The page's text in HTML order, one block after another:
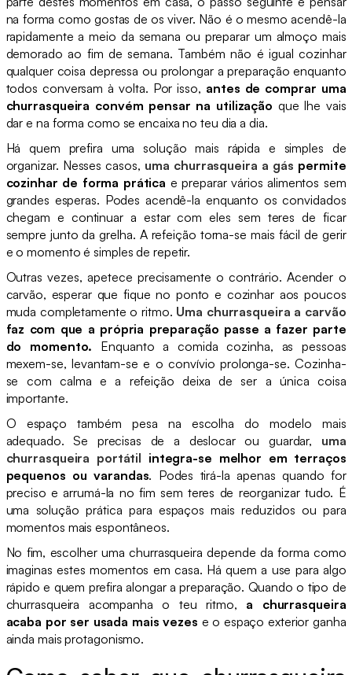
na forma como gostas de os viver. Não é o mesmo acendê-la
rapidamente a meio da semana ou preparar um almoço mais
demorado ao fim de semana. Também não é igual cozinhar
qualquer coisa depressa ou prolongar a preparação enquanto
todos conversam à volta. Por isso, antes de comprar uma
churrasqueira convém pensar na utilização que lhe vais
dar e na forma como se encaixa no teu dia a dia.
Há quem prefira uma solução mais rápida e simples de
organizar. Nesses casos, uma churrasqueira a gás permite
cozinhar de forma prática e preparar vários alimentos sem
grandes esperas. Podes acendê-la enquanto os convidados
chegam e continuar a estar com eles sem teres de ficar
sempre junto da grelha. A refeição torna-se mais fácil de gerir
e o momento é simples de repetir.
Outras vezes, apetece precisamente o contrário. Acender o
carvão, esperar que fique no ponto e cozinhar aos poucos
muda completamente o ritmo. Uma churrasqueira a carvão
faz com que a própria preparação passe a fazer parte
do momento. Enquanto a comida cozinha, as pessoas
mexem-se, levantam-se e o convívio prolonga-se. Cozinha-
se com calma e a refeição deixa de ser a única coisa
importante.
O espaço também pesa na escolha do modelo mais
adequado. Se precisas de a deslocar ou guardar, uma
churrasqueira portátil integra-se melhor em terraços
pequenos ou varandas. Podes tirá-la apenas quando for
preciso e arrumá-la no fim sem teres de reorganizar tudo. É
uma solução prática para espaços mais reduzidos ou para
momentos mais espontâneos.
No fim, escolher uma churrasqueira depende da forma como
imaginas estes momentos em casa. Há quem a use para algo
rápido e quem prefira alongar a preparação. Quando o tipo de
churrasqueira acompanha o teu ritmo, a churrasqueira
acaba por ser usada mais vezes e o espaço exterior ganha
ainda mais protagonismo.